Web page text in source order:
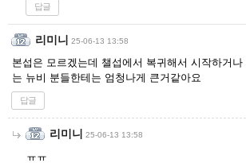
답글
리미니 25-06-13 13:58
본섭은 모르겠는데 챌섭에서 복귀해서 시작하거
는 뉴비 분들한테는 엄청나게 큰거같아요
답글
리미니 25-06-13 13:58
ㅠㅠ